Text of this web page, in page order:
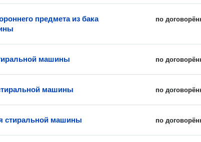
по
предмета из бака
по
машины
по
машины
по
стиральной машины